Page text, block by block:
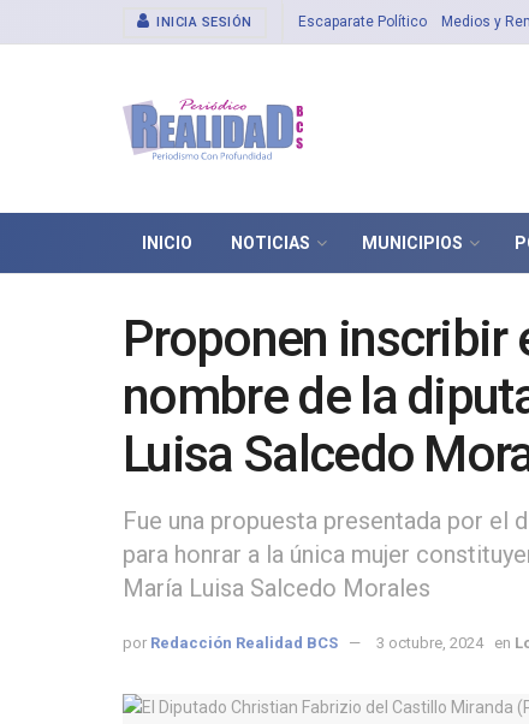
INICIA SESIÓN Escaparate Político Medios y
INICIO NOTICIAS MUNICIPIOS
Proponen inscribir
nombre de la
Luisa Salcedo
Fue una propuesta presentada por el
para honrar a la única mujer
María Luisa Salcedo Morales
por Redacción Realidad BCS 3 octubre, 2024 en